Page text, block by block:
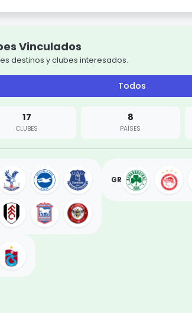
Vinculados
destinos y clubes interesados.
Todos
17
CLUBES
8
PAÍSES
GR